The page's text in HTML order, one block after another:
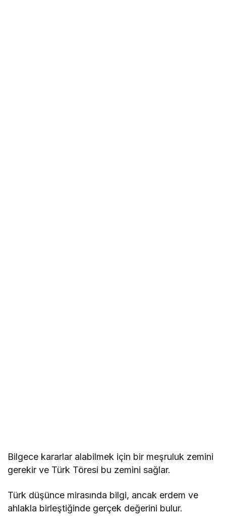
Bilgece kararlar alabilmek için bir meşruluk zemini
gerekir ve Türk Töresi bu zemini sağlar.
Türk düşünce mirasında bilgi, ancak erdem ve
ahlakla birleştiğinde gerçek değerini bulur.